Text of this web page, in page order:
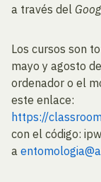
a través del
Los cursos son
mayo y agosto
ordenador o el
este enlace:
https://
con el código:
a